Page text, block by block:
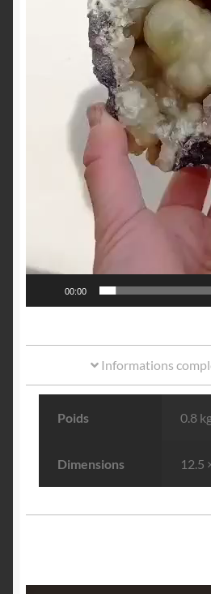
00:00
Informations
Poids 0.8
Dimensions 12.5